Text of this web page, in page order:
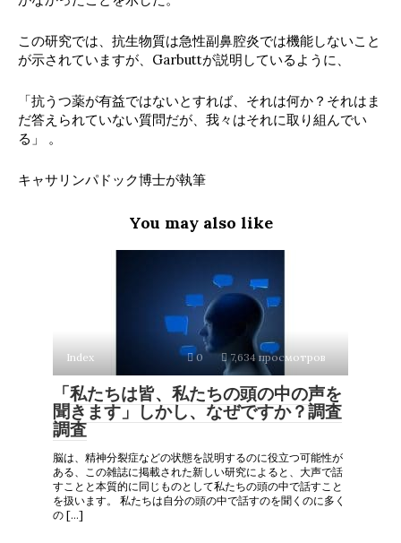
この研究では、抗生物質は急性副鼻腔炎では機能しないこと
が示されていますが、Garbuttが説明しているように、
「抗うつ薬が有益ではないとすれば、それは何か？それはま
だ答えられていない質問だが、我々はそれに取り組んでい
る」 。
キャサリンパドック博士が執筆
You may also like
Index 0 7,634 просмотров
「私たちは皆、私たちの頭の中の声を
聞きます」しかし、なぜですか？調査
調査
脳は、精神分裂症などの状態を説明するのに役立つ可能性が
ある、この雑誌に掲載された新しい研究によると、大声で話
すことと本質的に同じものとして私たちの頭の中で話すこと
を扱います。 私たちは自分の頭の中で話すのを聞くのに多く
の […]